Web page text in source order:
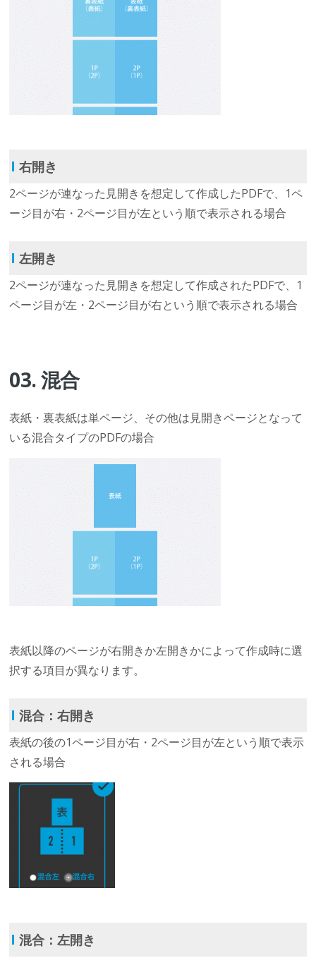
Ι 右開き
2ページが連なった見開きを想定して作成したPDFで、1ペ
ージ目が右・2ページ目が左という順で表示される場合
Ι 左開き
2ページが連なった見開きを想定して作成されたPDFで、1
ページ目が左・2ページ目が右という順で表示される場合
03. 混合
表紙・裏表紙は単ページ、その他は見開きページとなって
いる混合タイプのPDFの場合
表紙以降のページが右開きか左開きかによって作成時に選
択する項目が異なります。
Ι 混合：右開き
表紙の後の1ページ目が右・2ページ目が左という順で表示
される場合
Ι 混合：左開き